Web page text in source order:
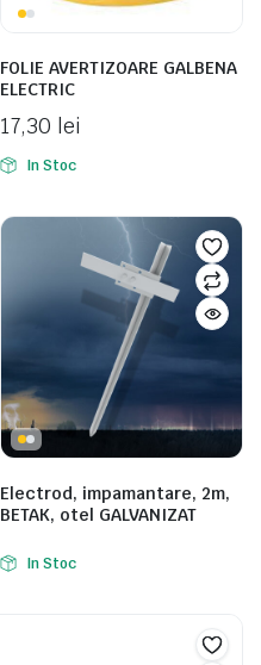
FOLIE AVERTIZOARE GALBENA
ELECTRIC
17,30 lei
In Stoc
Electrod, impamantare, 2m,
BETAK, otel GALVANIZAT
In Stoc